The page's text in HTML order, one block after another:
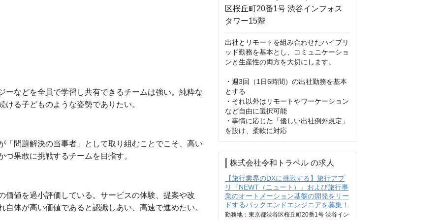
ーなどを全員で学習し共有できるチームは強い。純粋な
る子どものような姿勢でありたい。
「問題解決の当事者」として取り組むことでこそ、高い
果敢に挑戦するチームを目指す。
価値を過小評価している。サービスの体験、提案や改
体が高い価値であると認識しあい、高速で進めたい。
出社とリモートを組み合わせたハイブリ
ッド勤務を基本とし、コミュニケーショ
ンと生産性の両方を大切にします。
・週3回（1日6時間）の出社勤務を基本
とする
・それ以外はリモートやワーケーション
など自由に選択可能
・事情に応じた「優しい出社例外規定」
を設け、柔軟に対応
株式会社令和トラベル の求人
【旅行業界のDXに挑戦する】旅行アプ
リ『NEWT（ニュート）』および旅行事
業のオートメーション基盤の開発をリー
ドするバックエンドエンジニアを募集！
勤務地：東京都渋谷区桜丘町20番1号 渋谷イン